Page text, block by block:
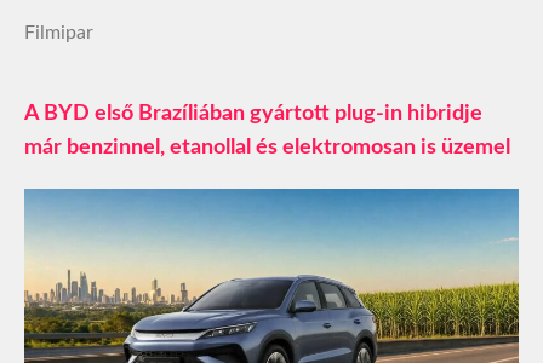
Filmipar
A BYD első Brazíliában gyártott plug-in hibridje
már benzinnel, etanollal és elektromosan is üzemel